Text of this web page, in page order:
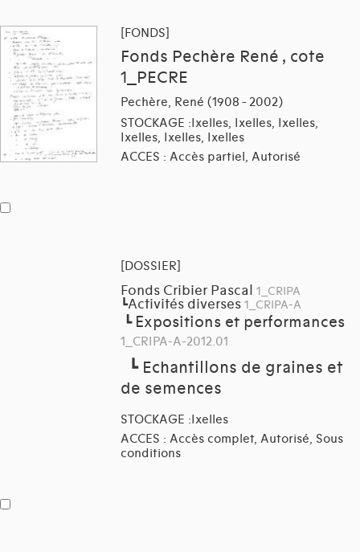
[FONDS]
Fonds Pechère René , cote
1_PECRE
Pechère, René (1908 - 2002)
STOCKAGE :Ixelles, Ixelles, Ixelles,
Ixelles, Ixelles, Ixelles
ACCES : Accès partiel, Autorisé
[DOSSIER]
Fonds Cribier Pascal 1_CRIPA
┗Activités diverses 1_CRIPA-A
┗ Expositions et performances
1_CRIPA-A-2012.01
┗Echantillons de graines et
de semences
STOCKAGE :Ixelles
ACCES : Accès complet, Autorisé, Sous
conditions